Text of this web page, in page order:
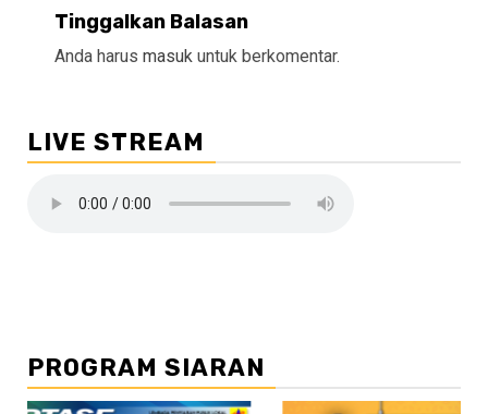
Tinggalkan Balasan
Anda harus masuk untuk berkomentar.
LIVE STREAM
PROGRAM SIARAN